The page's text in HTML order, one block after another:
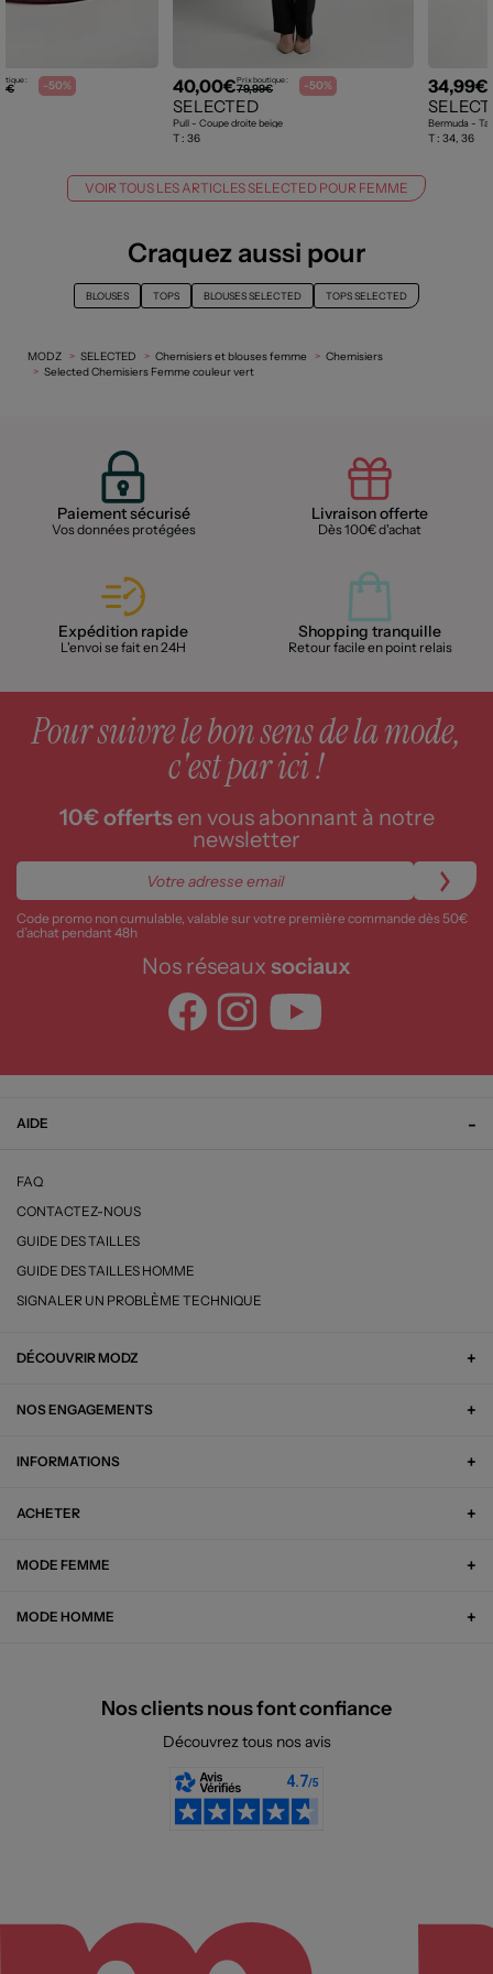
: -50% 40,00€Prix boutique :
79,99€ -50%
SELECTED
Pull - Coupe droite beige
T : 36
34,99€
Bermuda -
T : 34, 36
VOIR TOUS LES ARTICLES SELECTED POUR FEMME
Craquez aussi pour
BLOUSES TOPS BLOUSES SELECTED TOPS SELECTED
MODZ SELECTED Chemisiers et blouses femme
Chemisiers
Selected Chemisiers Femme couleur vert
Paiement sécurisé
Vos données protégées
Livraison offerte
Dès 100€ d'achat
Expédition rapide
L'envoi se fait en 24H
Shopping tranquille
Retour facile en point relais
Pour suivre le bon sens de la mode,
c'est par ici !
10€ offertsen vous abonnant à notre
newsletter
Code promo non cumulable, valable sur votre première commande dès 50€
d’achat pendant 48h
Nos réseaux sociaux
AIDE
FAQ
CONTACTEZ-NOUS
GUIDE DES TAILLES
GUIDE DES TAILLES HOMME
SIGNALER UN PROBLÈME TECHNIQUE
DÉCOUVRIR MODZ
NOS ENGAGEMENTS
INFORMATIONS
ACHETER
MODE FEMME
MODE HOMME
Nos clients nous font confiance
Découvrez tous nos avis